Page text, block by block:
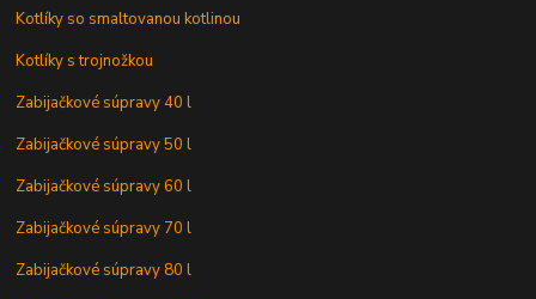
Kotlíky so smaltovanou kotlinou
Kotlíky s trojnožkou
Zabijačkové súpravy 40 l
Zabijačkové súpravy 50 l
Zabijačkové súpravy 60 l
Zabijačkové súpravy 70 l
Zabijačkové súpravy 80 l